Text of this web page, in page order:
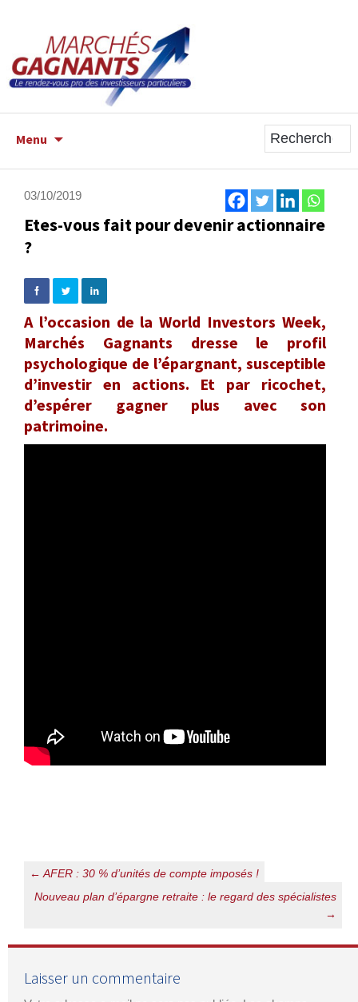
Menu
03/10/2019
Etes-vous fait pour devenir actionnaire
?
A l’occasion de la World Investors Week,
Marchés Gagnants dresse le profil
psychologique de l’épargnant, susceptible
d’investir en actions. Et par ricochet,
d’espérer gagner plus avec son
patrimoine.
Navigation
des
← AFER : 30 % d’unités de compte imposés !
Nouveau plan d’épargne retraite : le regard des spécialistes
→
Laisser un commentaire